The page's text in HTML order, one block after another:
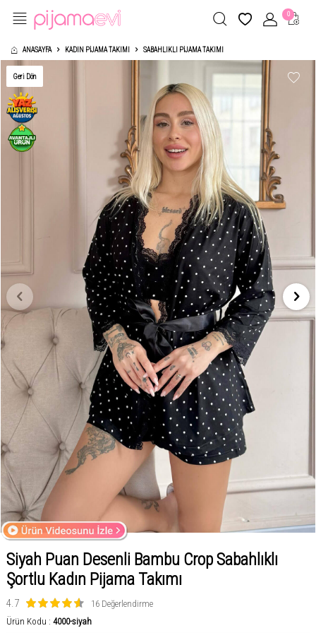
0
ANASAYFA KADIN PIJAMA TAKIMI SABAHLIKLI PIJAMA TAKIMI
Geri Dön
Siyah Puan Desenli Bambu Crop Sabahlıklı
Şortlu Kadın Pijama Takımı
4.7
16 Değerlendirme
Ürün Kodu : 4000-siyah